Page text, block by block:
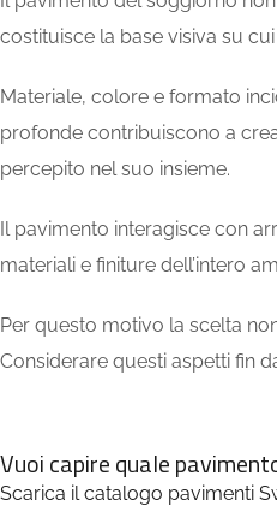
costituisce la base visiva su
Materiale, colore e formato
profonde contribuiscono a
percepito nel suo insieme.
Il pavimento interagisce con
materiali e finiture dell’intero
Per questo motivo la scelta
Considerare questi aspetti fin
Vuoi capire quale
Scarica il catalogo pavimenti